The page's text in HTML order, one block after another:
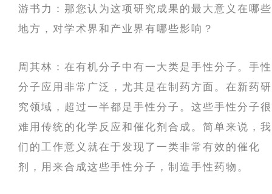
游书力：那您认为这项研究成果的最大意义在哪些
地方，对学术界和产业界有哪些影响？
周其林：在有机分子中有一大类是手性分子。手性
分子应用非常广泛，尤其是在制药方面。在新药研
究领域，超过一半都是手性分子。这些手性分子很
难用传统的化学反应和催化剂合成。简单来说，我
们的工作意义就在于发现了一类非常有效的催化
剂，用来合成这些手性分子，制造手性药物。